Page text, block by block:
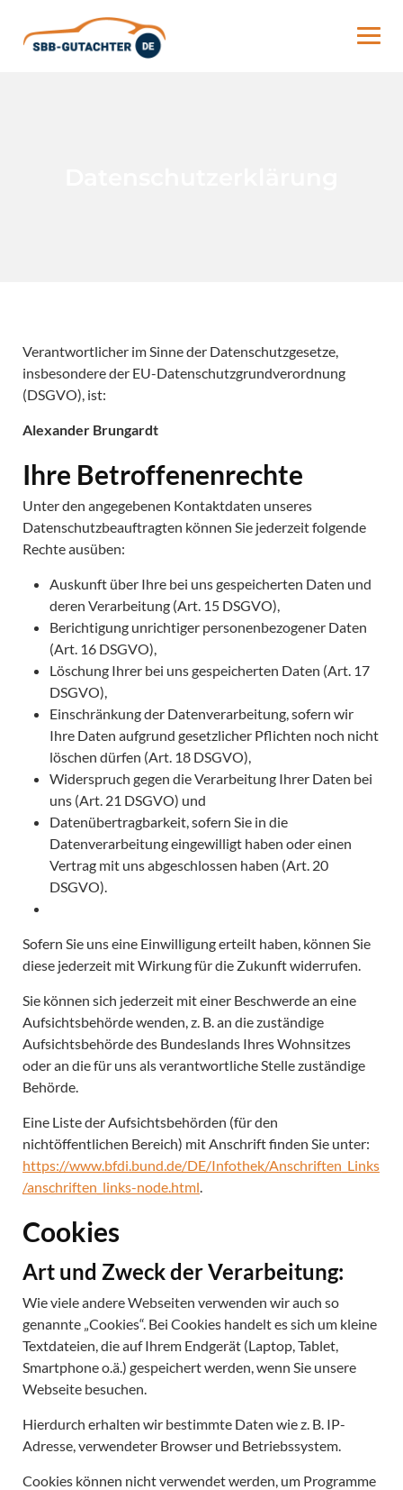
content
Verantwortlicher im Sinne der Datenschutzgesetze,
insbesondere der EU-Datenschutzgrundverordnung
(DSGVO), ist:
Alexander Brungardt
Ihre Betroffenenrechte
Unter den angegebenen Kontaktdaten unseres
Datenschutzbeauftragten können Sie jederzeit folgende
Rechte ausüben:
Auskunft über Ihre bei uns gespeicherten Daten und
deren Verarbeitung (Art. 15 DSGVO),
Berichtigung unrichtiger personenbezogener Daten
(Art. 16 DSGVO),
Löschung Ihrer bei uns gespeicherten Daten (Art. 17
DSGVO),
Einschränkung der Datenverarbeitung, sofern wir
Ihre Daten aufgrund gesetzlicher Pflichten noch nicht
löschen dürfen (Art. 18 DSGVO),
Widerspruch gegen die Verarbeitung Ihrer Daten bei
uns (Art. 21 DSGVO) und
Datenübertragbarkeit, sofern Sie in die
Datenverarbeitung eingewilligt haben oder einen
Vertrag mit uns abgeschlossen haben (Art. 20
DSGVO).
Sofern Sie uns eine Einwilligung erteilt haben, können Sie
diese jederzeit mit Wirkung für die Zukunft widerrufen.
Sie können sich jederzeit mit einer Beschwerde an eine
Aufsichtsbehörde wenden, z. B. an die zuständige
Aufsichtsbehörde des Bundeslands Ihres Wohnsitzes
oder an die für uns als verantwortliche Stelle zuständige
Behörde.
Eine Liste der Aufsichtsbehörden (für den
nichtöffentlichen Bereich) mit Anschrift finden Sie unter:
https://www.bfdi.bund.de/DE/Infothek/Anschriften_Links
/anschriften_links-node.html.
Cookies
Art und Zweck der Verarbeitung:
Wie viele andere Webseiten verwenden wir auch so
genannte „Cookies“. Bei Cookies handelt es sich um kleine
Textdateien, die auf Ihrem Endgerät (Laptop, Tablet,
Smartphone o.ä.) gespeichert werden, wenn Sie unsere
Webseite besuchen.
Hierdurch erhalten wir bestimmte Daten wie z. B. IP-
Adresse, verwendeter Browser und Betriebssystem.
Cookies können nicht verwendet werden, um Programme